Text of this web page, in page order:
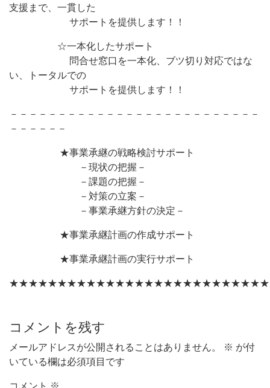
支援まで、一貫した
サポートを提供します！！
☆一本化したサポート
問合せ窓口を一本化、ブツ切り対応ではな
い、トータルでの
サポートを提供します！！
－－－－－－－－－－－－－－－－－－－－－－－－－－
－－－－－－
★事業承継の戦略検討サポート
－現状の把握－
－課題の把握－
－対策の立案－
－事業承継方針の決定－
★事業承継計画の作成サポート
★事業承継計画の実行サポート
コメントを残す
メールアドレスが公開されることはありません。 ※ が付
いている欄は必須項目です
コメント ※